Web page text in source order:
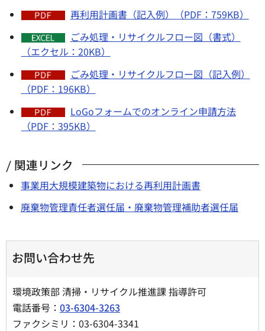
再利用計画書（記入例）（PDF：759KB）
ごみ処理・リサイクルフロー図（書式）
（エクセル：20KB）
ごみ処理・リサイクルフロー図（記入例）
（PDF：196KB）
LoGoフォームでのオンライン申請方法
（PDF：395KB）
関連リンク
事業用大規模建築物における再利用計画書
廃棄物管理責任者選任届・廃棄物管理補助者選任届
お問い合わせ先
環境政策部 清掃・リサイクル推進課 指導許可
電話番号： 03-6304-3263
ファクシミリ：03-6304-3341